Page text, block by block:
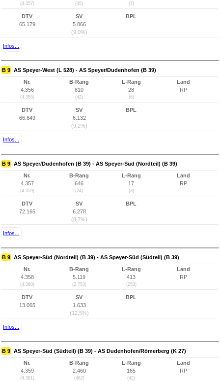
(4.357) (45) (7)
DTV
65.179
SV
5.866
(9,0%)
BPL
Infos...
B 9 AS Speyer-West (L 528) - AS Speyer/Dudenhofen (B 39)
Nr.
4.356
(4.358)
B-Rang
810
(42)
L-Rang
28
(6)
Land
RP
DTV
66.649
SV
6.132
(9,2%)
BPL
Infos...
B 9 AS Speyer/Dudenhofen (B 39) - AS Speyer-Süd (Nordteil) (B 39)
Nr.
4.357
(4.359)
B-Rang
646
(24)
L-Rang
17
(3)
Land
RP
DTV
72.165
SV
6.278
(8,7%)
BPL
Infos...
B 9 AS Speyer-Süd (Nordteil) (B 39) - AS Speyer-Süd (Südteil) (B 39)
Nr.
4.358
(4.360)
B-Rang
5.119
(2.753)
L-Rang
413
(253)
Land
RP
DTV
13.065
SV
1.633
(12,5%)
BPL
Infos...
B 9 AS Speyer-Süd (Südteil) (B 39) - AS Dudenhofen/Römerberg (K 27)
Nr.
4.359
(4.361)
B-Rang
2.460
(462)
L-Rang
165
(42)
Land
RP